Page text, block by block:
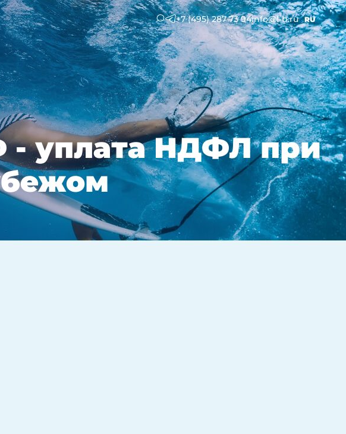
+7 (495) 287 73 94info@l-b.ru RU
- уплата НДФЛ при